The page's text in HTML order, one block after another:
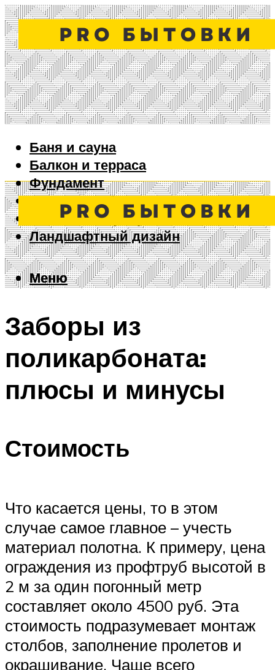
Баня и сауна
Балкон и терраса
Фундамент
Ворота и забор
Дизайн интерьера
Ландшафтный дизайн
Меню
Меню
Заборы из
поликарбоната:
плюсы и минусы
Стоимость
Что касается цены, то в этом
случае самое главное – учесть
материал полотна. К примеру, цена
ограждения из профтруб высотой в
2 м за один погонный метр
составляет около 4500 руб. Эта
стоимость подразумевает монтаж
столбов, заполнение пролетов и
окрашивание. Чаще всего